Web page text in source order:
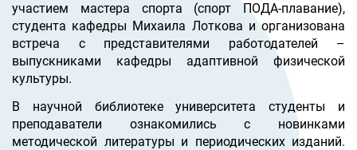
участием мастера спорта (спорт ПОДА-плавание),
студента кафедры Михаила Лоткова и организована
встреча с представителями работодателей –
выпускниками кафедры адаптивной физической
культуры.
В научной библиотеке университета студенты и
преподаватели ознакомились с новинками
методической литературы и периодических изданий.